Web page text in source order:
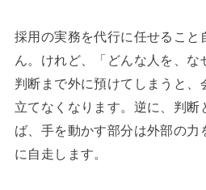
採用の実務を代行に任せること
ん。けれど、「どんな人を、な
判断まで外に預けてしまうと
立てなくなります。逆に、判断
ば、手を動かす部分は外部の力
に自走します。